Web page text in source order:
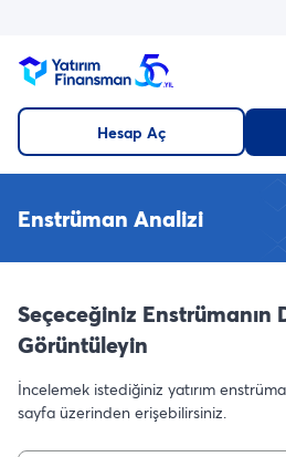
Hesap Aç
Enstrüman Analizi
Seçeceğiniz Enstrümanın
Görüntüleyin
İncelemek istediğiniz yatırım
sayfa üzerinden erişebilirsiniz.